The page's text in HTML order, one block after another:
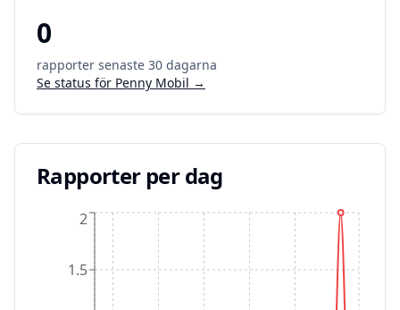
0
rapporter senaste 30 dagarna
Se status för Penny Mobil →
Rapporter per dag
1.5
2